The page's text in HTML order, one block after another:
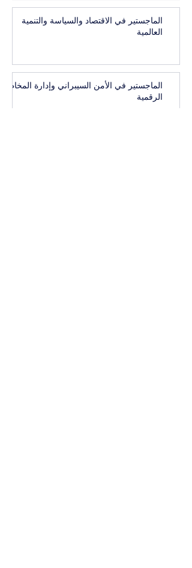
الماجستير في الاقتصاد والسياسة والتنمية
العالمية
الماجستير في الأمن السيبراني وإدارة المخاطر
الرقمية